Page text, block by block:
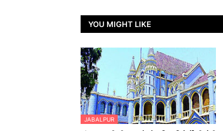
YOU MIGHT LIKE
JABALPUR